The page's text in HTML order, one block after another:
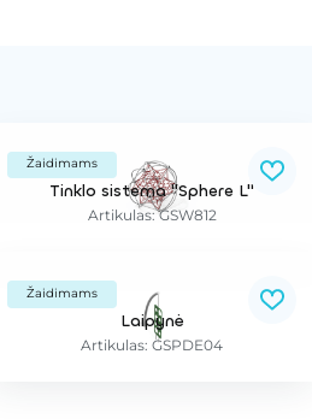
Žaidimams
Tinklo sistema "Sphere L"
Artikulas: GSW812
Žaidimams
Laipynė
Artikulas: GSPDE04